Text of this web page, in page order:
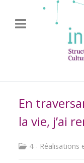
En
la vie, j’ai
4 - Réalisations